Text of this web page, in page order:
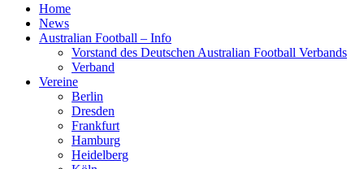
Home
News
Australian Football – Info
Vorstand des Deutschen Australian Football Verbands
Verband
Vereine
Berlin
Dresden
Frankfurt
Hamburg
Heidelberg